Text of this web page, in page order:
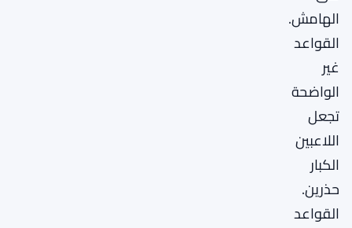
الهامش.
القواعد
غير
الواضحة
تجعل
اللاعبين
الكبار
حذرين.
القواعد